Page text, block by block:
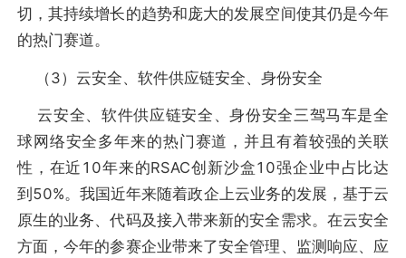
切，其持续增长的趋势和庞大的发展空间使其仍是今年
的热门赛道。
（3）云安全、软件供应链安全、身份安全
云安全、软件供应链安全、身份安全三驾马车是全
球网络安全多年来的热门赛道，并且有着较强的关联
性，在近10年来的RSAC创新沙盒10强企业中占比达
到50%。我国近年来随着政企上云业务的发展，基于云
原生的业务、代码及接入带来新的安全需求。在云安全
方面，今年的参赛企业带来了安全管理、监测响应、应